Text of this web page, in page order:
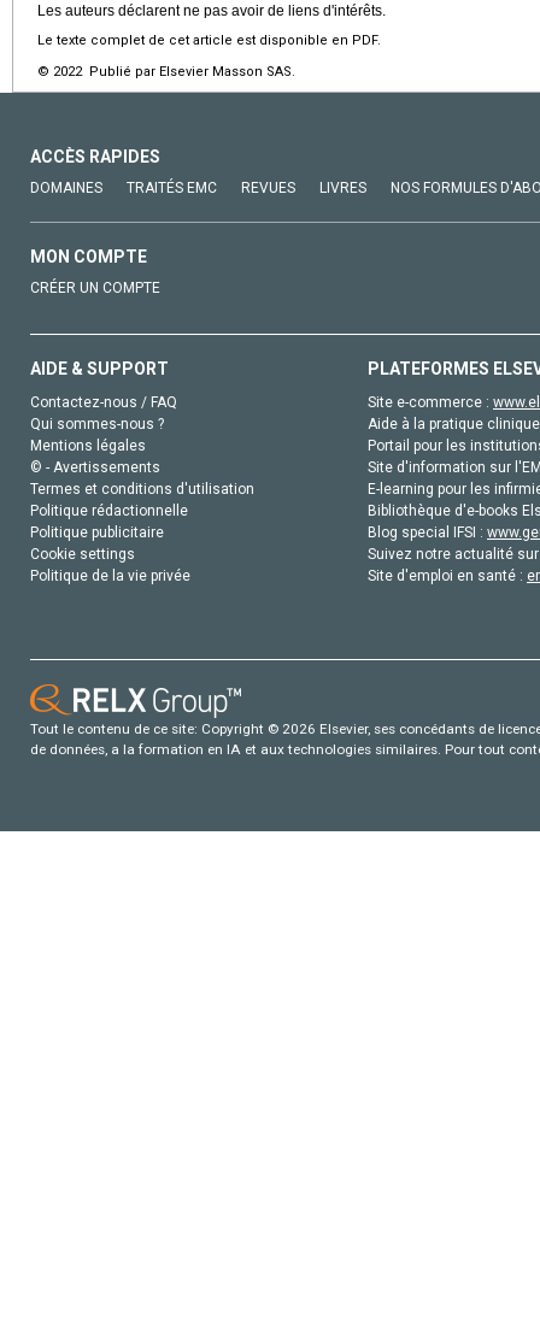
Les auteurs déclarent ne pas avoir de liens d'intérêts.
Le texte complet de cet article est disponible en PDF.
© 2022 Publié par Elsevier Masson SAS.
ACCÈS RAPIDES
DOMAINES TRAITÉS EMC REVUES LIVRES NOS FORMULES
MON COMPTE
CRÉER UN COMPTE
AIDE & SUPPORT
Contactez-nous / FAQ
Qui sommes-nous ?
Mentions légales
© - Avertissements
Termes et conditions d'utilisation
Politique rédactionnelle
Politique publicitaire
Cookie settings
Politique de la vie privée
PLATEFORMES
Site e-commerce :
Aide à la pratique
Portail pour les
Site d'information sur
E-learning pour les
Bibliothèque d'e-books
Blog special IFSI :
Suivez notre actualité
Site d'emploi en santé :
Tout le contenu de ce site: Copyright © 2026 Elsevier, ses concédants de
de données, a la formation en IA et aux technologies similaires. Pour tout